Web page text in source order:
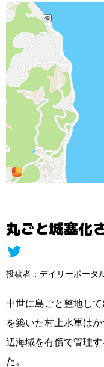
丸ごと城塞化
投稿者：デイリーポータ
中世に島ごと整地し
を築いた村上水軍は
辺海域を有償で管理
た。